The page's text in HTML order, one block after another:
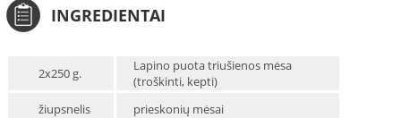
INGREDIENTAI
2x250 g.
Lapino puota triušienos mėsa
(troškinti, kepti)
žiupsnelis
prieskonių mėsai